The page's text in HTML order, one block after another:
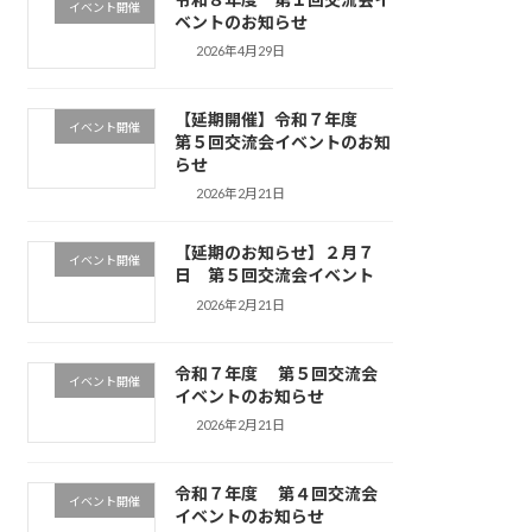
イベント開催
ベントのお知らせ
2026年4月29日
イベント開催
【延期開催】令和７年度
第５回交流会イベントのお知
らせ
2026年2月21日
イベント開催
【延期のお知らせ】２月７
日 第５回交流会イベント
2026年2月21日
イベント開催
令和７年度 第５回交流会
イベントのお知らせ
2026年2月21日
イベント開催
令和７年度 第４回交流会
イベントのお知らせ